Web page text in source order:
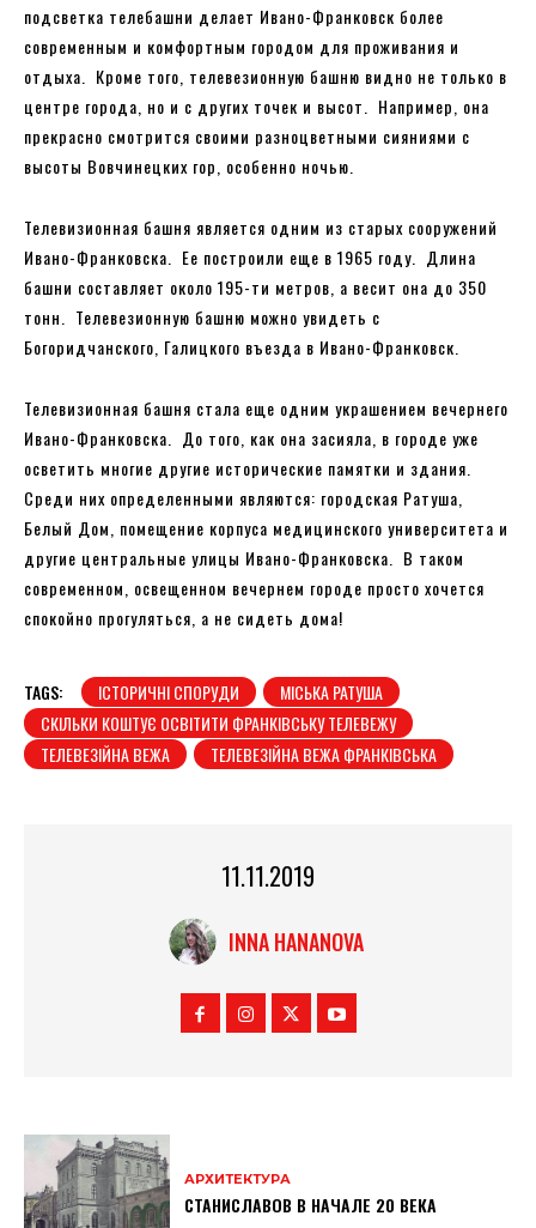
подсветка телебашни делает Ивано-Франковск более
современным и комфортным городом для проживания и
отдыха. Кроме того, телевезионную башню видно не только в
центре города, но и с других точек и высот. Например, она
прекрасно смотрится своими разноцветными сияниями с
высоты Вовчинецких гор, особенно ночью.
Телевизионная башня является одним из старых сооружений
Ивано-Франковска. Ее построили еще в 1965 году. Длина
башни составляет около 195-ти метров, а весит она до 350
тонн. Телевезионную башню можно увидеть с
Богоридчанского, Галицкого въезда в Ивано-Франковск.
Телевизионная башня стала еще одним украшением вечернего
Ивано-Франковска. До того, как она засияла, в городе уже
осветить многие другие исторические памятки и здания.
Среди них определенными являются: городская Ратуша,
Белый Дом, помещение корпуса медицинского университета и
другие центральные улицы Ивано-Франковска. В таком
современном, освещенном вечернем городе просто хочется
спокойно прогуляться, а не сидеть дома!
TAGS: ІСТОРИЧНІ СПОРУДИ
МІСЬКА РАТУША
СКІЛЬКИ КОШТУЄ ОСВІТИТИ ФРАНКІВСЬКУ ТЕЛЕВЕЖУ
ТЕЛЕВЕЗІЙНА ВЕЖА
ТЕЛЕВЕЗІЙНА ВЕЖА ФРАНКІВСЬКА
11.11.2019
INNA HANANOVA
АРХИТЕКТУРА
СТАНИСЛАВОВ В НАЧАЛЕ 20 ВЕКА